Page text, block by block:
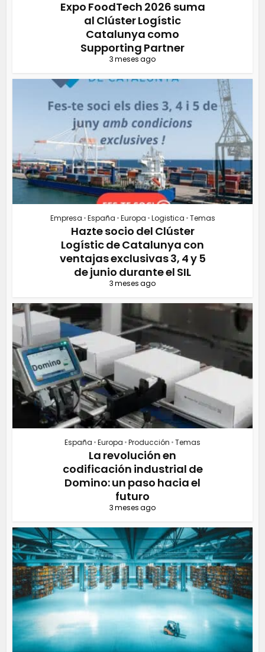
Expo FoodTech 2026 suma
al Clúster Logístic
Catalunya como
Supporting Partner
3 meses ago
Empresa •España •Europa •Logistica •Temas
Hazte socio del Clúster
Logístic de Catalunya con
ventajas exclusivas 3, 4 y 5
de junio durante el SIL
3 meses ago
España •Europa •Producción •Temas
La revolución en
codificación industrial de
Domino: un paso hacia el
futuro
3 meses ago